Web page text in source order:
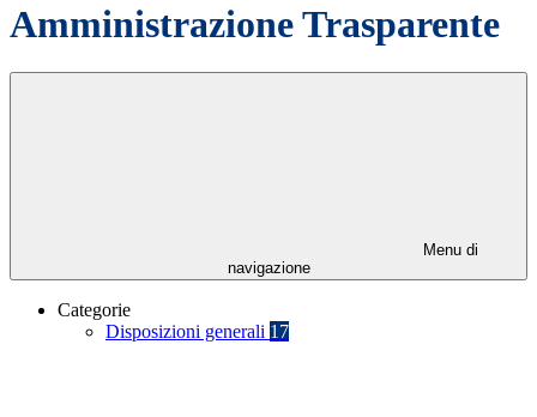
Amministrazione Trasparente
Menu di
navigazione
Categorie
Disposizioni generali 17